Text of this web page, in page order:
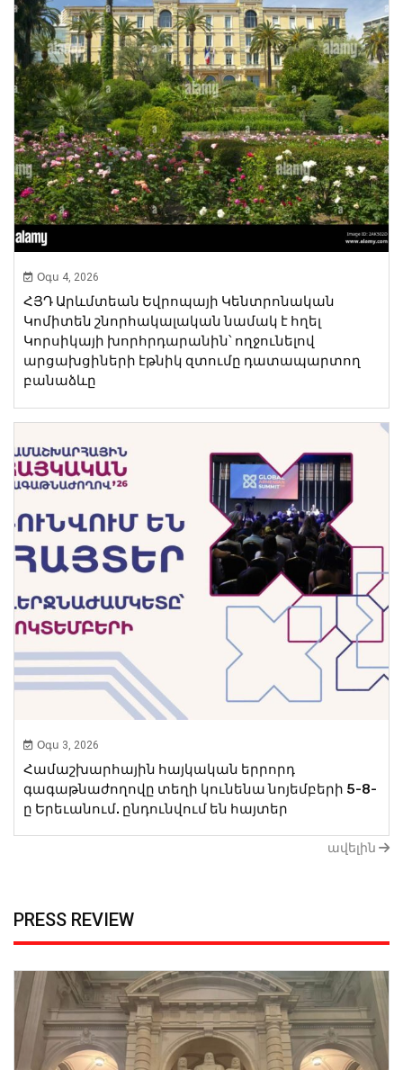
Օգս 4, 2026
ՀՅԴ Արևմտեան Եվրոպայի Կենտրոնական
Կոմիտեն շնորհակալական նամակ է հղել
Կորսիկայի խորհրդարանին՝ ողջունելով
արցախցիների էթնիկ զտումը դատապարտող
բանաձևը
Օգս 3, 2026
Համաշխարհային հայկական երրորդ
գագաթնաժողովը տեղի կունենա նոյեմբերի 5-8-
ը Երեւանում. ընդունվում են հայտեր
ավելին
PRESS REVIEW